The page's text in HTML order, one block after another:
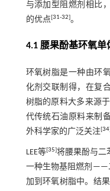
与添加型阻燃剂相比
的优点[31-32]。
4.1 腰果酚基环氧单
环氧树脂是一种由环
化剂交联制得，在复
树脂的原料大多来源
代传统石油原料来制
外科学家的广泛关注[34]
LEE等[35]将腰果酚与二
一种生物基阻燃剂——
加到环氧树脂中。结